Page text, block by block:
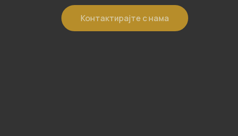
Контактирајте с нама